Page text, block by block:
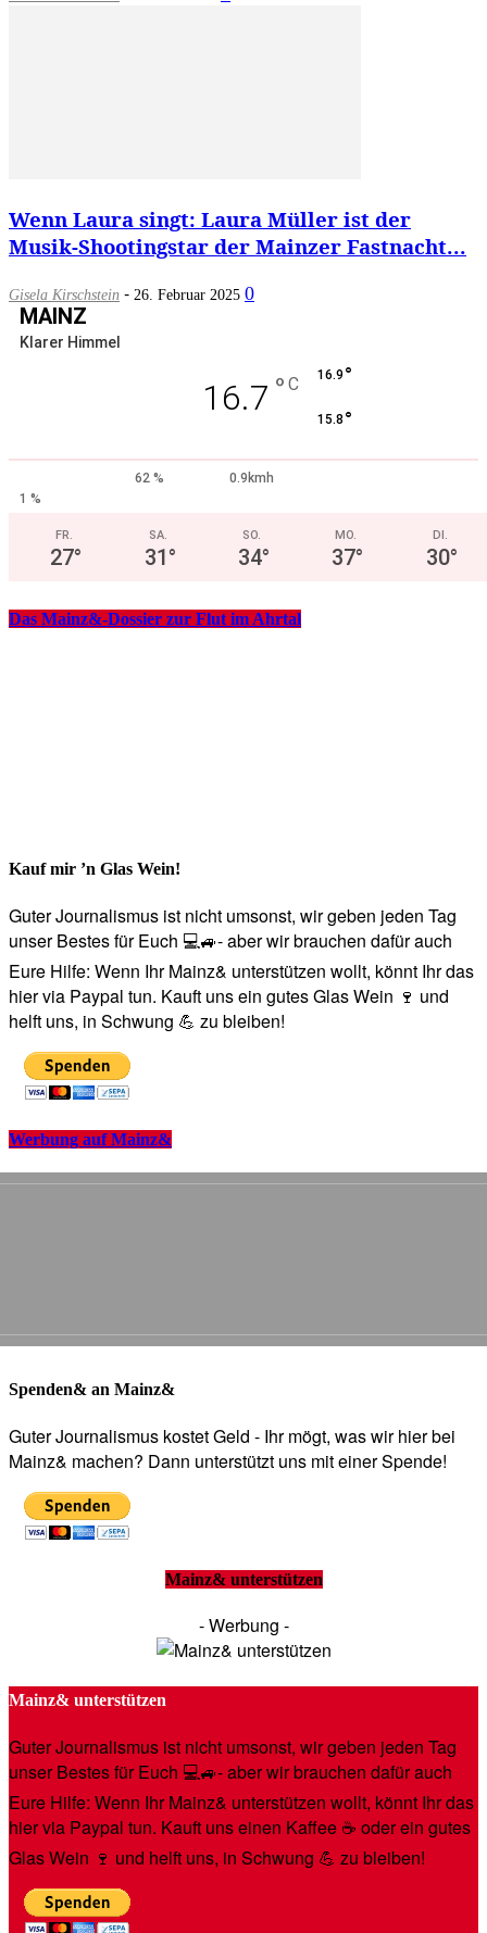
Wenn Laura singt: Laura Müller ist der
Musik-Shootingstar der Mainzer Fastnacht...
Gisela Kirschstein - 26. Februar 2025 0
MAINZ
Klarer Himmel
16.7 ° C 16.9 °
15.8 °
62 %
0.9kmh
1 %
FR.
27°
SA.
31°
SO.
34°
MO.
37°
DI.
30°
Das Mainz&-Dossier zur Flut im Ahrtal
Kauf mir ’n Glas Wein!
Guter Journalismus ist nicht umsonst, wir geben jeden Tag
unser Bestes für Euch 💻🚙- aber wir brauchen dafür auch
Eure Hilfe: Wenn Ihr Mainz& unterstützen wollt, könnt Ihr das
hier via Paypal tun. Kauft uns ein gutes Glas Wein 🍷 und
helft uns, in Schwung 💪 zu bleiben!
Werbung auf Mainz&
Spenden& an Mainz&
Guter Journalismus kostet Geld - Ihr mögt, was wir hier bei
Mainz& machen? Dann unterstützt uns mit einer Spende!
Mainz& unterstützen
- Werbung -
Mainz& unterstützen
Guter Journalismus ist nicht umsonst, wir geben jeden Tag
unser Bestes für Euch 💻🚙- aber wir brauchen dafür auch
Eure Hilfe: Wenn Ihr Mainz& unterstützen wollt, könnt Ihr das
hier via Paypal tun. Kauft uns einen Kaffee ☕️ oder ein gutes
Glas Wein 🍷 und helft uns, in Schwung 💪 zu bleiben!